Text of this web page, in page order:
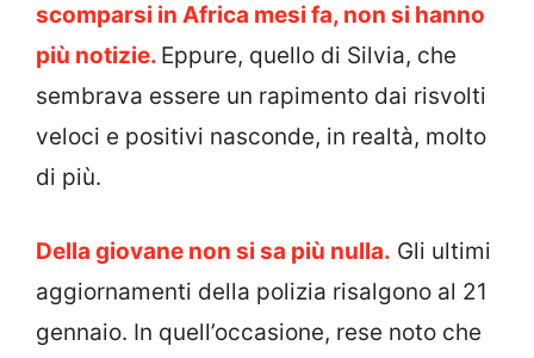
scomparsi in Africa mesi fa, non si hanno
più notizie. Eppure, quello di Silvia, che
sembrava essere un rapimento dai risvolti
veloci e positivi nasconde, in realtà, molto
di più.
Della giovane non si sa più nulla. Gli ultimi
aggiornamenti della polizia risalgono al 21
gennaio. In quell’occasione, rese noto che